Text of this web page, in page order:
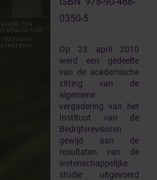
0350-5
Op 23 april 2010
werd een gedeelte
van de academische
zitting van de
algemene
vergadering van het
Instituut van de
Bedrijfsrevisoren
gewijd aan de
resultaten van de
wetenschappelijke
studie uitgevoerd